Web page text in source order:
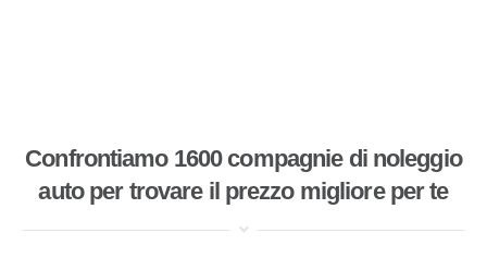
Confrontiamo 1600 compagnie di noleggio
auto per trovare il prezzo migliore per te